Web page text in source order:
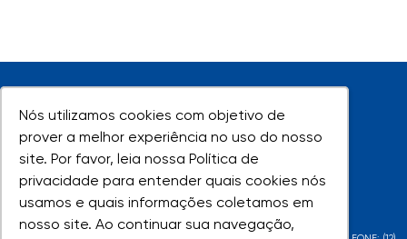
Nós utilizamos cookies com objetivo de
prover a melhor experiência no uso do nosso
site. Por favor, leia nossa Política de
privacidade para entender quais cookies nós
usamos e quais informações coletamos em
nosso site. Ao continuar sua navegação,
Nós utilizamos cookies com objetivo de
prover a melhor experiência no uso do nosso
site. Por favor, leia nossa Política de
privacidade para entender quais cookies nós
usamos e quais informações coletamos em
nosso site. Ao continuar sua navegação,
UNIVAP - Todos os direitos reservados